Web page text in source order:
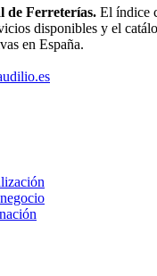
de Ferreterías. El índice
disponibles y el
en España.